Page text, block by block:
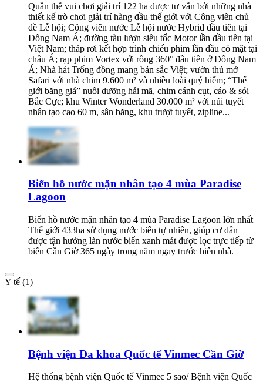
Quần thể vui chơi giải trí 122 ha được tư vấn bởi những nhà
thiết kế trò chơi giải trí hàng đầu thế giới với Công viên chủ
đề Lễ hội; Công viên nước Lễ hội nước Hybrid đầu tiên tại
Đông Nam Á; đường tàu lượn siêu tốc Motor lần đầu tiên tại
Việt Nam; tháp rơi kết hợp trình chiếu phim lần đầu có mặt tại
châu Á; rạp phim Vortex với rồng 360° đầu tiên ở Đông Nam
Á; Nhà hát Trống đồng mang bản sắc Việt; vườn thú mở
Safari với nhà chim 9.600 m² và nhiều loài quý hiếm; “Thế
giới băng giá” nuôi dưỡng hải mã, chim cánh cụt, cáo & sói
Bắc Cực; khu Winter Wonderland 30.000 m² với núi tuyết
nhân tạo cao 60 m, sân băng, khu trượt tuyết, zipline...
Biển hồ nước mặn nhân tạo 4 mùa Paradise
Lagoon
Biển hồ nước mặn nhân tạo 4 mùa Paradise Lagoon lớn nhất
Thế giới 433ha sử dụng nước biển tự nhiên, giúp cư dân
được tận hưởng làn nước biển xanh mát được lọc trực tiếp từ
biển Cần Giờ 365 ngày trong năm ngay trước hiên nhà.​
Y tế (1)
Bệnh viện Đa khoa Quốc tế Vinmec Cần Giờ
Hệ thống bệnh viện Quốc tế Vinmec 5 sao/ Bệnh viện Quốc